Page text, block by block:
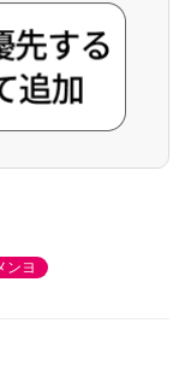
ンヨ